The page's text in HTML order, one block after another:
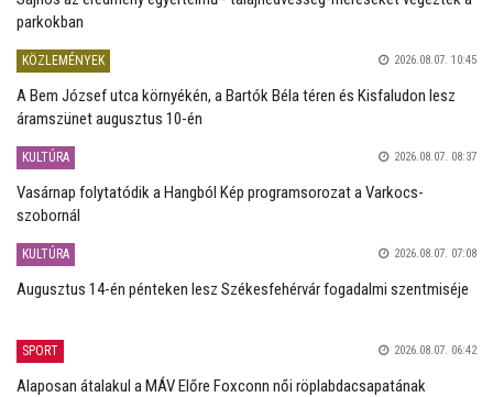
parkokban
KÖZLEMÉNYEK 2026.08.07. 10:45
A Bem József utca környékén, a Bartók Béla téren és Kisfaludon lesz
áramszünet augusztus 10-én
KULTÚRA 2026.08.07. 08:37
Vasárnap folytatódik a Hangból Kép programsorozat a Varkocs-
szobornál
KULTÚRA 2026.08.07. 07:08
Augusztus 14-én pénteken lesz Székesfehérvár fogadalmi szentmiséje
SPORT 2026.08.07. 06:42
Alaposan átalakul a MÁV Előre Foxconn női röplabdacsapatának